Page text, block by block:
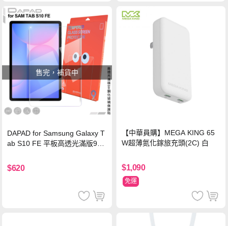
售完，補貨中
DAPAD for Samsung Galaxy T
ab S10 FE 平板高透光滿版9H
$620
【中華員購】MEGA KING 65
W超薄氮化鎵旅充頭(2C) 白
$1,090
免運